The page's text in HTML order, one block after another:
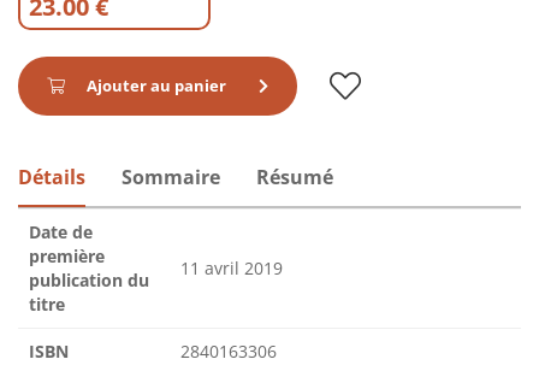
23.00 €
Ajouter au panier
Détails Sommaire Résumé
Date de
première
publication du
titre
11 avril 2019
ISBN 2840163306